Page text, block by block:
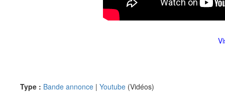
Type : Bande annonce | Youtube (Vidéos)